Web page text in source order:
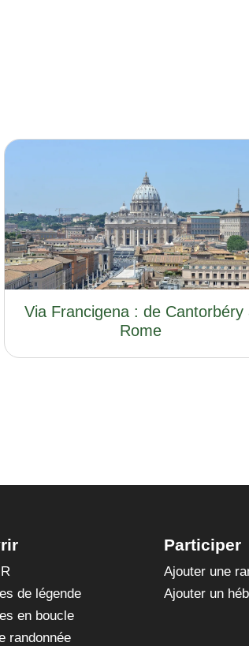
Via Francigena : de Cantorbéry
Rome
de légende
en boucle
randonnée
Participer
Ajouter une
Ajouter un